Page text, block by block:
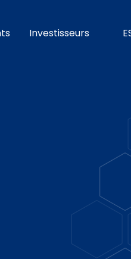
Investisseurs